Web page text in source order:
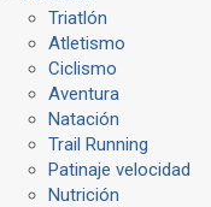
Triatlón
Atletismo
Ciclismo
Aventura
Natación
Trail Running
Patinaje velocidad
Nutrición